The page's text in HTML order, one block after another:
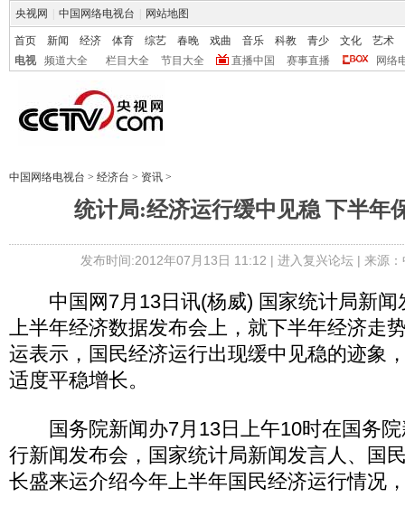
央视网 中国网络电视台 网站地图
首页 新闻 经济 体育 综艺 春晚 戏曲 音乐 科教 青少 文化
艺术
电视
频道大全 栏目大全 节目大全 直播中国 赛事直播 网络
中国网络电视台 > 经济台 > 资讯 >
统计局:经济运行缓中见稳 下半年
发布时间:2012年07月13日 11:12 | 进入复兴论坛| 来源
中国网7月13日讯(杨威) 国家统计局新闻
上半年经济数据发布会上，就下半年经济走
运表示，国民经济运行出现缓中见稳的迹象
适度平稳增长。
国务院新闻办7月13日上午10时在国务院
行新闻发布会，国家统计局新闻发言人、国
长盛来运介绍今年上半年国民经济运行情况